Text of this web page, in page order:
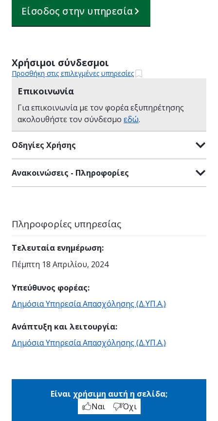
Είσοδος στην υπηρεσία
Χρήσιμοι σύνδεσμοι
Προσθήκη στις επιλεγμένες υπηρεσίες
Επικοινωνία
Για επικοινωνία με τον φορέα εξυπηρέτησης
ακολουθήστε τον σύνδεσμο εδώ.
Οδηγίες Χρήσης
Ανακοινώσεις - Πληροφορίες
Πληροφορίες υπηρεσίας
Τελευταία ενημέρωση:
Πέμπτη 18 Απριλίου, 2024
Υπεύθυνος φορέας:
Δημόσια Υπηρεσία Απασχόλησης (Δ.ΥΠ.Α.)
Ανάπτυξη και λειτουργία:
Δημόσια Υπηρεσία Απασχόλησης (Δ.ΥΠ.Α.)
Είναι χρήσιμη αυτή η σελίδα;
Ναι
Όχι